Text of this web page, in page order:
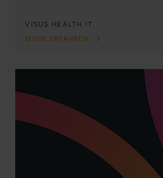
VISUS HEALTH IT
MEHR ERFAHREN